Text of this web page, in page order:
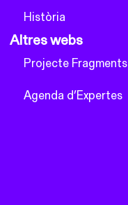
Història
Altres webs
Projecte Fragments
Agenda d’Expertes